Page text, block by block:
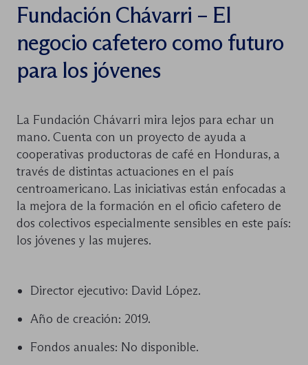
Fundación Chávarri – El
negocio cafetero como futuro
para los jóvenes
La Fundación Chávarri mira lejos para echar un
mano. Cuenta con un proyecto de ayuda a
cooperativas productoras de café en Honduras, a
través de distintas actuaciones en el país
centroamericano. Las iniciativas están enfocadas a
la mejora de la formación en el oficio cafetero de
dos colectivos especialmente sensibles en este país:
los jóvenes y las mujeres.
Director ejecutivo: David López.
Año de creación: 2019.
Fondos anuales: No disponible.